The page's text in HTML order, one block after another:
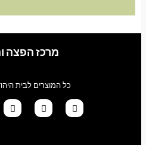
מרכז הפצה
כל המוצרים לבית